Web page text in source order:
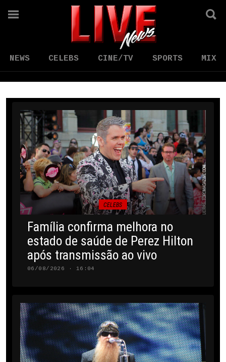
NEWS CELEBS CINE/TV SPORTS MIX
CELEBS
Família confirma melhora no
estado de saúde de Perez Hilton
após transmissão ao vivo
06/08/2026 · 16:04